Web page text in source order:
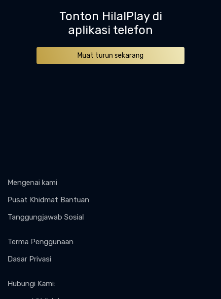
Tonton HilalPlay di
aplikasi telefon
Muat turun sekarang
Mengenai kami
Pusat Khidmat Bantuan
Tanggungjawab Sosial
Terma Penggunaan
Dasar Privasi
Hubungi Kami: